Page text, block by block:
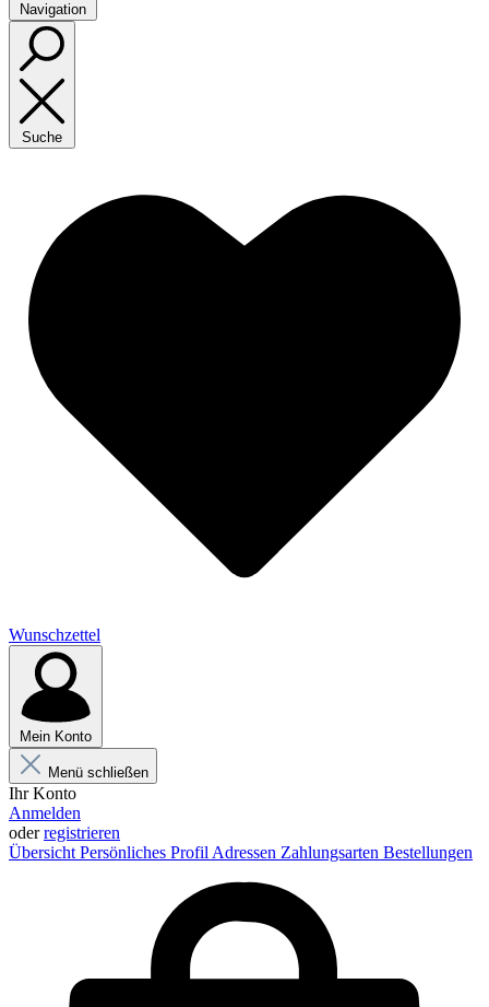
Navigation
Suche
Wunschzettel
Mein Konto
Menü schließen
Ihr Konto
Anmelden
oderregistrieren
Übersicht Persönliches Profil Adressen Zahlungsarten Bestellungen